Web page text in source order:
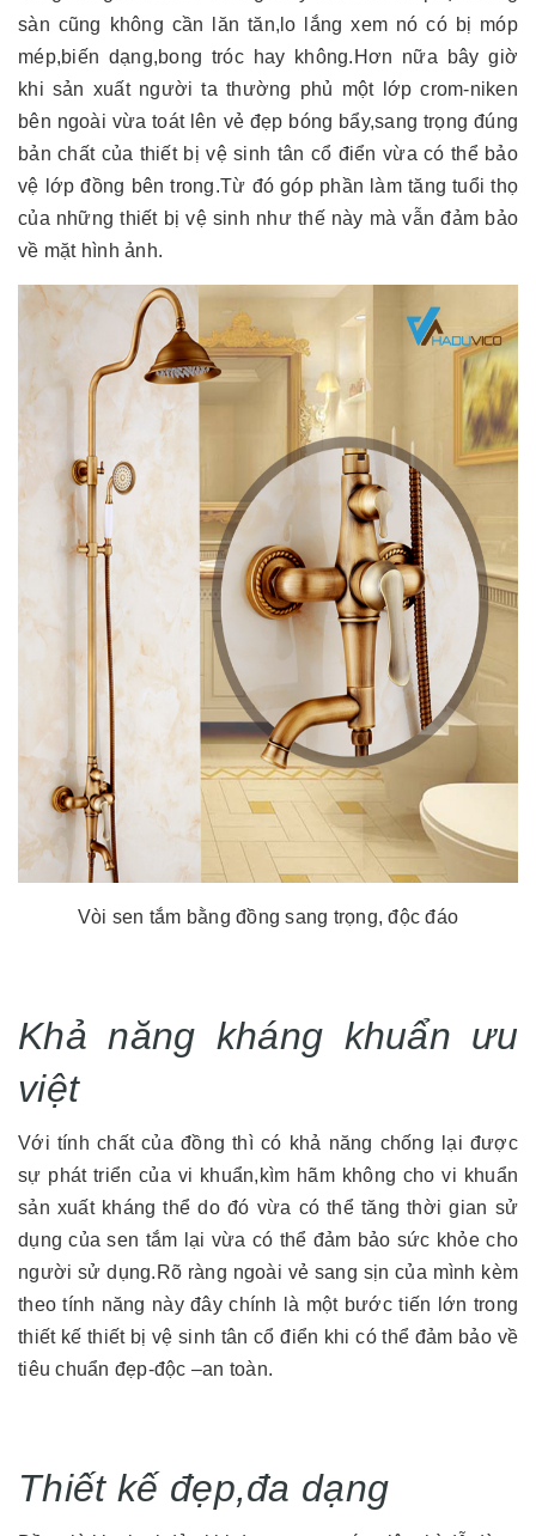
sàn cũng không cần lăn tăn,lo lắng xem nó có bị móp
mép,biến dạng,bong tróc hay không.Hơn nữa bây giờ
khi sản xuất người ta thường phủ một lớp crom-niken
bên ngoài vừa toát lên vẻ đẹp bóng bẩy,sang trọng đúng
bản chất của thiết bị vệ sinh tân cổ điển vừa có thể bảo
vệ lớp đồng bên trong.Từ đó góp phần làm tăng tuổi thọ
của những thiết bị vệ sinh như thế này mà vẫn đảm bảo
về mặt hình ảnh.
Vòi sen tắm bằng đồng sang trọng, độc đáo
Khả năng kháng khuẩn ưu
việt
Với tính chất của đồng thì có khả năng chống lại được
sự phát triển của vi khuẩn,kìm hãm không cho vi khuẩn
sản xuất kháng thể do đó vừa có thể tăng thời gian sử
dụng của sen tắm lại vừa có thể đảm bảo sức khỏe cho
người sử dụng.Rõ ràng ngoài vẻ sang sịn của mình kèm
theo tính năng này đây chính là một bước tiến lớn trong
thiết kế thiết bị vệ sinh tân cổ điển khi có thể đảm bảo về
tiêu chuẩn đẹp-độc –an toàn.
Thiết kế đẹp,đa dạng